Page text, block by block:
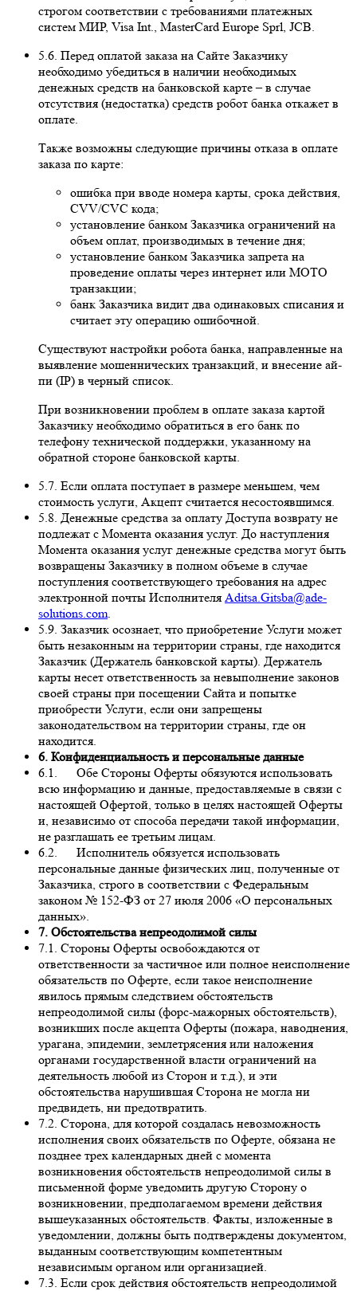
строгом соответствии с требованиями платежных
систем МИР, Visa Int., MasterCard Europe Sprl, JCB.
5.6. Перед оплатой заказа на Сайте Заказчику
необходимо убедиться в наличии необходимых
денежных средств на банковской карте – в случае
отсутствия (недостатка) средств робот банка откажет в
оплате.
Также возможны следующие причины отказа в оплате
заказа по карте:
ошибка при вводе номера карты, срока действия,
CVV/CVC кода;
установление банком Заказчика ограничений на
объем оплат, производимых в течение дня;
установление банком Заказчика запрета на
проведение оплаты через интернет или MOTO
транзакции;
банк Заказчика видит два одинаковых списания и
считает эту операцию ошибочной.
Существуют настройки робота банка, направленные на
выявление мошеннических транзакций, и внесение ай-
пи (IP) в черный список.
При возникновении проблем в оплате заказа картой
Заказчику необходимо обратиться в его банк по
телефону технической поддержки, указанному на
обратной стороне банковской карты.
5.7. Если оплата поступает в размере меньшем, чем
стоимость услуги, Акцепт считается несостоявшимся.
5.8. Денежные средства за оплату Доступа возврату не
подлежат с Момента оказания услуг. До наступления
Момента оказания услуг денежные средства могут быть
возвращены Заказчику в полном объеме в случае
поступления соответствующего требования на адрес
электронной почты Исполнителя Aditsa.Gitsba@ade-
solutions.com.
5.9. Заказчик осознает, что приобретение Услуги может
быть незаконным на территории страны, где находится
Заказчик (Держатель банковской карты). Держатель
карты несет ответственность за невыполнение законов
своей страны при посещении Сайта и попытке
приобрести Услуги, если они запрещены
законодательством на территории страны, где он
находится.
6. Конфиденциальность и персональные данные
6.1. Обе Стороны Оферты обязуются использовать
всю информацию и данные, предоставляемые в связи с
настоящей Офертой, только в целях настоящей Оферты
и, независимо от способа передачи такой информации,
не разглашать ее третьим лицам.
6.2. Исполнитель обязуется использовать
персональные данные физических лиц, полученные от
Заказчика, строго в соответствии с Федеральным
законом № 152-ФЗ от 27 июля 2006 «О персональных
данных».
7. Обстоятельства непреодолимой силы
7.1. Стороны Оферты освобождаются от
ответственности за частичное или полное неисполнение
обязательств по Оферте, если такое неисполнение
явилось прямым следствием обстоятельств
непреодолимой силы (форс-мажорных обстоятельств),
возникших после акцепта Оферты (пожара, наводнения,
урагана, эпидемии, землетрясения или наложения
органами государственной власти ограничений на
деятельность любой из Сторон и т.д.), и эти
обстоятельства нарушившая Сторона не могла ни
предвидеть, ни предотвратить.
7.2. Сторона, для которой создалась невозможность
исполнения своих обязательств по Оферте, обязана не
позднее трех календарных дней с момента
возникновения обстоятельств непреодолимой силы в
письменной форме уведомить другую Сторону о
возникновении, предполагаемом времени действия
вышеуказанных обстоятельств. Факты, изложенные в
уведомлении, должны быть подтверждены документом,
выданным соответствующим компетентным
независимым органом или организацией.
7.3. Если срок действия обстоятельств непреодолимой